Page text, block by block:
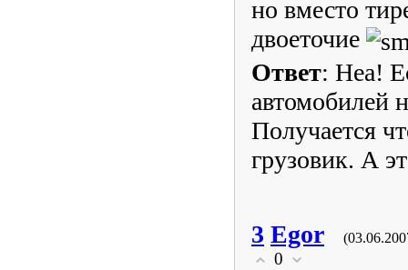
но вместо
двоеточие
Ответ: Неа!
автомобилей
Получается
грузовик. А
3 Egor
0